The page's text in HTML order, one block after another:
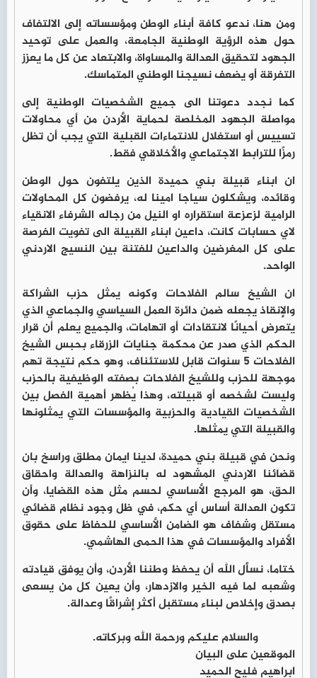
ومن هنا، ندعو كافة أبناء الوطن ومؤسساته إلى الالتفاف
حول هذه الرؤية الوطنية الجامعة، والعمل على توحيد
الجهود لتحقيق العدالة والمساواة، والابتعاد عن كل ما يعزز
التفرقة أو يضعف نسيجنا الوطني المتماسك.
كما نجدد دعوتنا الى جميع الشخصيات الوطنية إلى
مواصلة الجهود المخلصة لحماية الأردن من أي محاولات
تسييس أو استغلال للانتماءات القبلية التي يجب أن تظل
رمزًا للترابط الاجتماعي والأخلاقي فقط.
ان ابناء قبيلة بني حميدة الذين يلتفون حول الوطن
وقائده، ويشكلون سياجا امينا له، يرفضون كل المحاولات
الرامية لزعزعة استقراره او النيل من رجاله الشرفاء الانقياء
لاي حسابات كانت، داعين ابناء القبيلة الى تفويت الفرصة
على كل المغرضين والداعين للفتنة بين النسيج الاردني
الواحد.
ان الشيخ سالم الفلاحات وكونه يمثل حزب الشراكة
والإنقاذ يجعله ضمن دائرة العمل السياسي والجماعي الذي
يتعرض أحيانًا لانتقادات أو اتهامات، والجميع يعلم أن قرار
الحكم الذي صدر عن محكمة جنايات الزرقاء بحبس الشيخ
الفلاحات 5 سنوات قابل للاستئناف، وهو حكم نتيجة تهم
موجهة للحزب وللشيخ الفلاحات بصفته الوظيفية بالحزب
وليست لشخصه أو قبيلته، وهذا يُظهر أهمية الفصل بين
الشخصيات القيادية والحزبية والمؤسسات التي يمثلونها
والقبيلة التي يمثلها.
ونحن في قبيلة بني حميدة، لدينا ايمان مطلق وراسخ بان
قضائنا الاردني المشهود له بالنزاهة والعدالة واحقاق
الحق، هو المرجع الأساسي لحسم مثل هذه القضايا، وأن
تكون العدالة أساس أي حكم، في ظل وجود نظام قضائي
مستقل وشفاف هو الضامن الأساسي للحفاظ على حقوق
الأفراد والمؤسسات في هذا الحمى الهاشمي.
ختاما، نسأل الله أن يحفظ وطننا الأردن، وأن يوفق قيادته
وشعبه لما فيه الخير والازدهار، وأن يعين كل من يسعى
بصدق وإخلاص لبناء مستقبل أكثر إشراقًا وعدالة.
والسلام عليكم ورحمة الله وبركاته.
الموقعين على البيان
ابراهيم فليح الحميد